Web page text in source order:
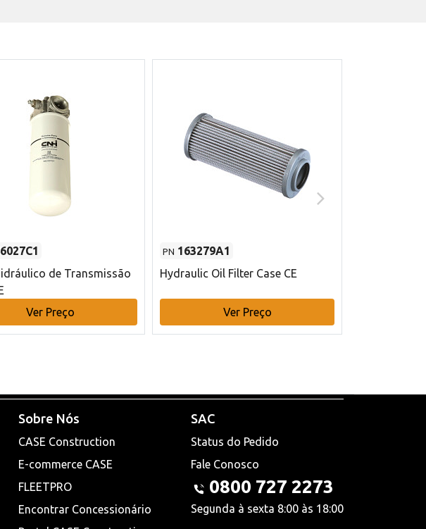
de Transmissão
Ver Preço
PN 163279A1
Hydraulic Oil Filter Case CE
Ver Preço
Sobre Nós
CASE Construction
E-commerce CASE
FLEETPRO
Encontrar Concessionário
SAC
Status do Pedido
Fale Conosco
0800 727 2273
Segunda à sexta 8:00 às 18:00